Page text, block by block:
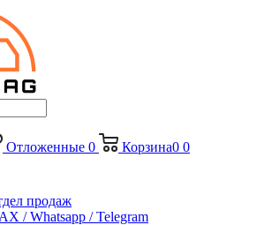
Отложенные 0 Корзина0 0
продаж
/ Whatsapp / Telegram